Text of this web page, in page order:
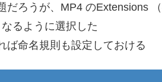
だろうが、MP4 のExtensions
るように選択した
ば命名規則も設定しておける